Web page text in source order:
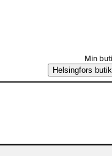
Min
Helsingfors butik